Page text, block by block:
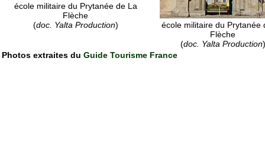
école militaire du Prytanée de La
Flèche
(doc. Yalta Production)
école militaire du Prytanée
Flèche
(doc. Yalta Production)
Photos extraites du Guide Tourisme France